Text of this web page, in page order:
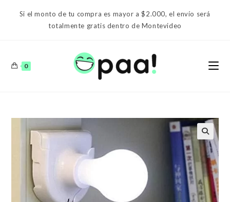
Si el monto de tu compra es mayor a $2.000, el envío será
totalmente gratis dentro de Montevideo
0